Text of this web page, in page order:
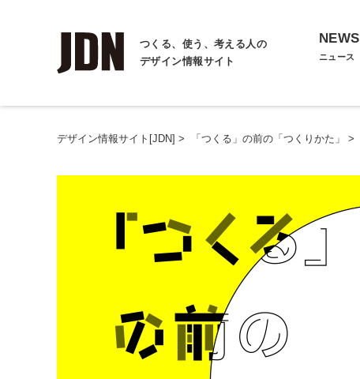
つくる、使う、考える人の
デザイン情報サイト
NEWS
ニュース
デザイン情報サイト[JDN] > 「つくる」の前の「つくりかた」 >